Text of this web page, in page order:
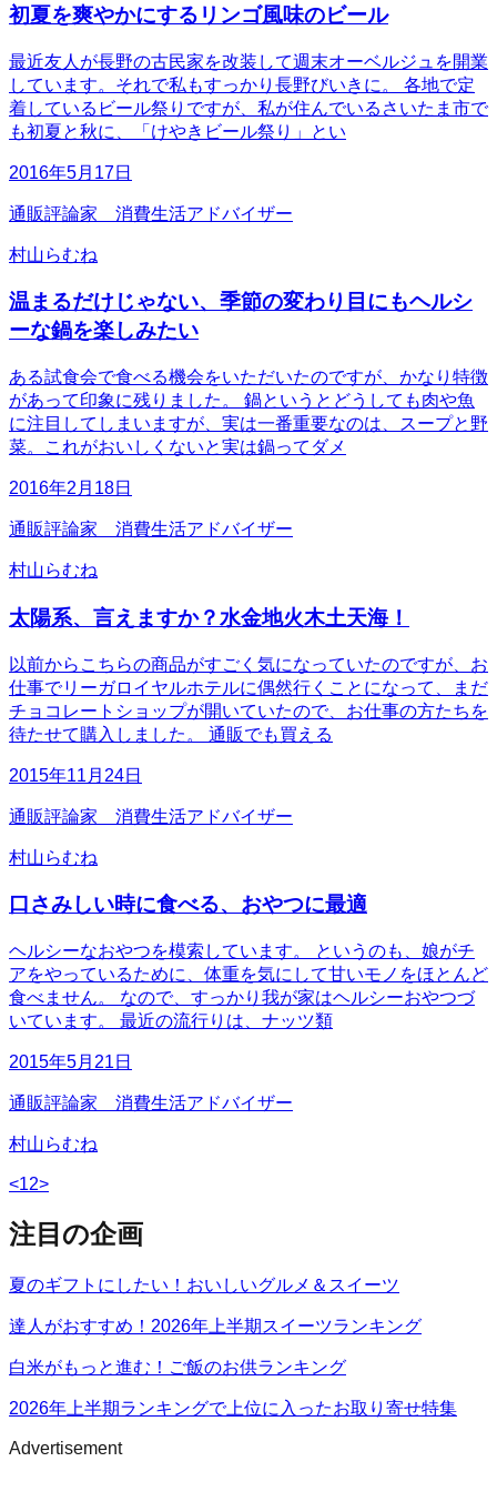
初夏を爽やかにするリンゴ風味のビール
最近友人が長野の古民家を改装して週末オーベルジュを開業
しています。それで私もすっかり長野びいきに。 各地で定
着しているビール祭りですが、私が住んでいるさいたま市で
も初夏と秋に、「けやきビール祭り」とい
2016年5月17日
通販評論家 消費生活アドバイザー
村山らむね
温まるだけじゃない、季節の変わり目にもヘルシ
ーな鍋を楽しみたい
ある試食会で食べる機会をいただいたのですが、かなり特徴
があって印象に残りました。 鍋というとどうしても肉や魚
に注目してしまいますが、実は一番重要なのは、スープと野
菜。これがおいしくないと実は鍋ってダメ
2016年2月18日
通販評論家 消費生活アドバイザー
村山らむね
太陽系、言えますか？水金地火木土天海！
以前からこちらの商品がすごく気になっていたのですが、お
仕事でリーガロイヤルホテルに偶然行くことになって、まだ
チョコレートショップが開いていたので、お仕事の方たちを
待たせて購入しました。 通販でも買える
2015年11月24日
通販評論家 消費生活アドバイザー
村山らむね
口さみしい時に食べる、おやつに最適
ヘルシーなおやつを模索しています。 というのも、娘がチ
アをやっているために、体重を気にして甘いモノをほとんど
食べません。 なので、すっかり我が家はヘルシーおやつづ
いています。 最近の流行りは、ナッツ類
2015年5月21日
通販評論家 消費生活アドバイザー
村山らむね
<12>
注目の企画
夏のギフトにしたい！おいしいグルメ＆スイーツ
達人がおすすめ！2026年上半期スイーツランキング
白米がもっと進む！ご飯のお供ランキング
2026年上半期ランキングで上位に入ったお取り寄せ特集
Advertisement